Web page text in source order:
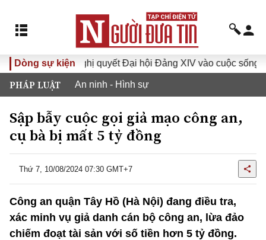
Dòng sự kiện
Đưa Nghị quyết Đại hội Đảng XIV vào cuộc sống
PHÁP LUẬT An ninh - Hình sự
Sập bẫy cuộc gọi giả mạo công an,
cụ bà bị mất 5 tỷ đồng
Thứ 7, 10/08/2024 07:30 GMT+7
Công an quận Tây Hồ (Hà Nội) đang điều tra,
xác minh vụ giả danh cán bộ công an, lừa đảo
chiếm đoạt tài sản với số tiền hơn 5 tỷ đồng.